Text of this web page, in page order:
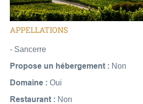
APPELLATIONS
- Sancerre
Propose un hébergement : Non
Domaine : Oui
Restaurant : Non